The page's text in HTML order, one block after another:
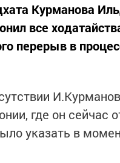
Курманова
все
перерыв в
где он сейчас
указать в